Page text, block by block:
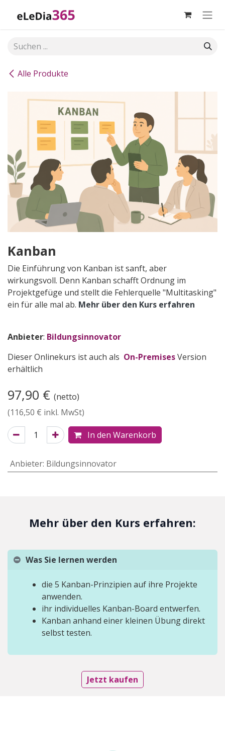
Alle Produkte
Kanban
Die Einführung von Kanban ist sanft, aber
wirkungsvoll. Denn Kanban schafft Ordnung im
Projektgefüge und stellt die Fehlerquelle "Multitasking"
ein für alle mal ab. Mehr über den Kurs erfahren
Anbieter: Bildungsinnovator
Dieser Onlinekurs ist auch als On-PremisesVersion
erhältlich
97,90 € (netto)
(116,50 € inkl. MwSt)
In den Warenkorb
Anbieter: Bildungsinnovator
Mehr über den Kurs erfahren:
Was Sie lernen werden
die 5 Kanban-Prinzipien auf ihre Projekte
anwenden.
ihr individuelles Kanban-Board entwerfen.
Kanban anhand einer kleinen Übung direkt
selbst testen.
Jetzt kaufen